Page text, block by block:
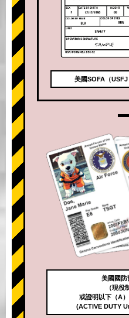
美國SOFA（
美國國防
（現役
或證明以下（A
(ACTIVE DUTY